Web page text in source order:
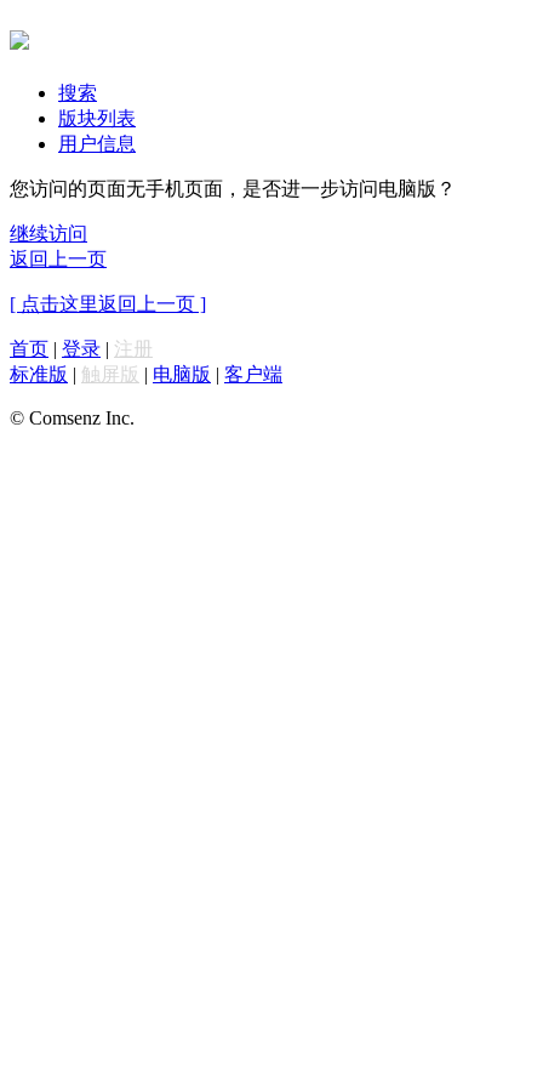
搜索
版块列表
用户信息
您访问的页面无手机页面，是否进一步访问电脑版？
继续访问
返回上一页
[ 点击这里返回上一页 ]
首页 | 登录 | 注册
标准版 | 触屏版 | 电脑版 | 客户端
© Comsenz Inc.